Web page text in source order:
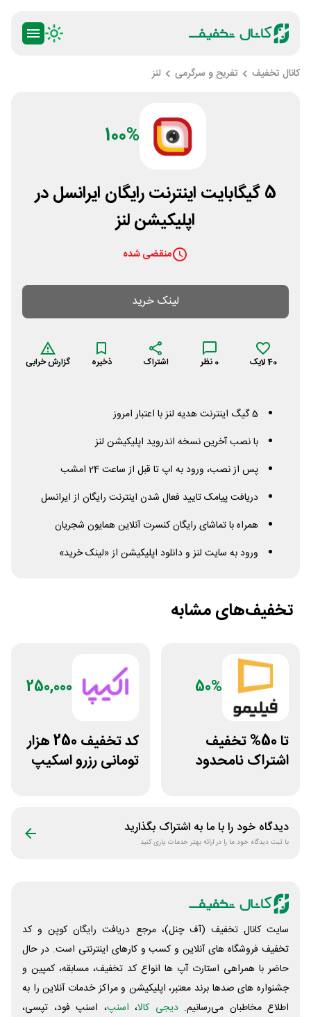
کانال تخفیف تفریح و سرگرمی لنز
100%
5 گیگابایت اینترنت رایگان ایرانسل در
اپلیکیشن لنز
منقضی شده
لینک خرید
40 لایک 0 نظر اشتراک ذخیره گزارش خرابی
5 گیگ اینترنت هدیه لنز با اعتبار امروز
با نصب آخرین نسخه اندروید اپلیکیشن لنز
پس از نصب، ورود به اپ تا قبل از ساعت 24 امشب
دریافت پیامک تایید فعال شدن اینترنت رایگان از ایرانسل
همراه با تماشای رایگان کنسرت آنلاین همایون شجریان
ورود به سایت لنز و دانلود اپلیکیشن از «لینک خرید»
تخفیف‌های مشابه
50%
تا 50% تخفیف
اشتراک نامحدود
250,000
کد تخفیف 250 هزار
تومانی رزرو اسکیپ
دیدگاه خود را با ما به اشتراک بگذارید
با ثبت دیدگاه خود ما را در ارائه بهتر خدمات یاری کنید
سایت کانال تخفیف (آف چنل)، مرجع دریافت رایگان کوپن و کد
تخفیف فروشگاه های آنلاین و کسب و‌ کارهای اینترنتی است. در حال
حاضر با همراهی استارت آپ ها انواع کد تخفیف، مسابقه، کمپین و
جشنواره های صدها برند معتبر، اپلیکیشن و مراکز خدمات آنلاین را به
اطلاع مخاطبان می‌رسانیم. دیجی کالا، اسنپ، اسنپ فود، تپسی،